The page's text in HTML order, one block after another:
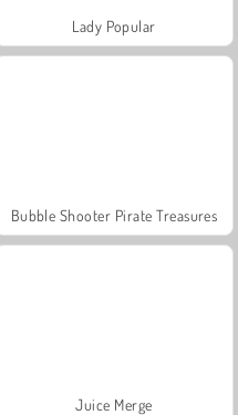
Lady Popular
Bubble Shooter Pirate Treasures
Juice Merge